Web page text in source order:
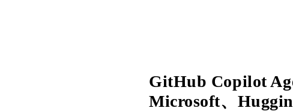
GitHub Copilot
Microsoft、